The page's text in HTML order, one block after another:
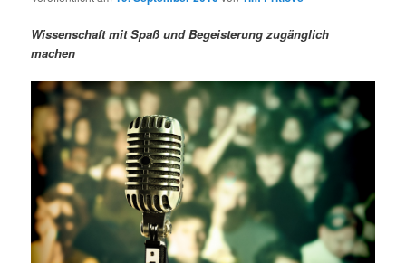
ä
r
e
I
n
n
d
ä
e
n
n
v
i
g
t
i
o
Wissenschaft mit Spaß und Begeisterung zugänglich
machen